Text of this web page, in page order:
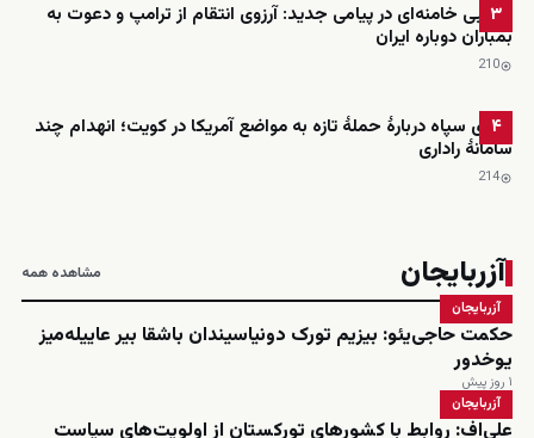
۳
مجتبی خامنه‌ای در پیامی جدید: آرزوی انتقام از ترامپ و دعوت به
بمباران دوباره ایران
210
۴
ادعای سپاه دربارهٔ حملهٔ تازه به مواضع آمریکا در کویت؛ انهدام چند
سامانهٔ راداری
214
آزربایجان مشاهده همه
آزربایجان
حکمت حاجی‌یئو: بیزیم تورک دونیاسیندان باشقا بیر عاییله‌میز
یوخدور
۱ روز پیش
آزربایجان
علی‌اف: روابط با کشورهای تورکستان از اولویت‌های سیاست